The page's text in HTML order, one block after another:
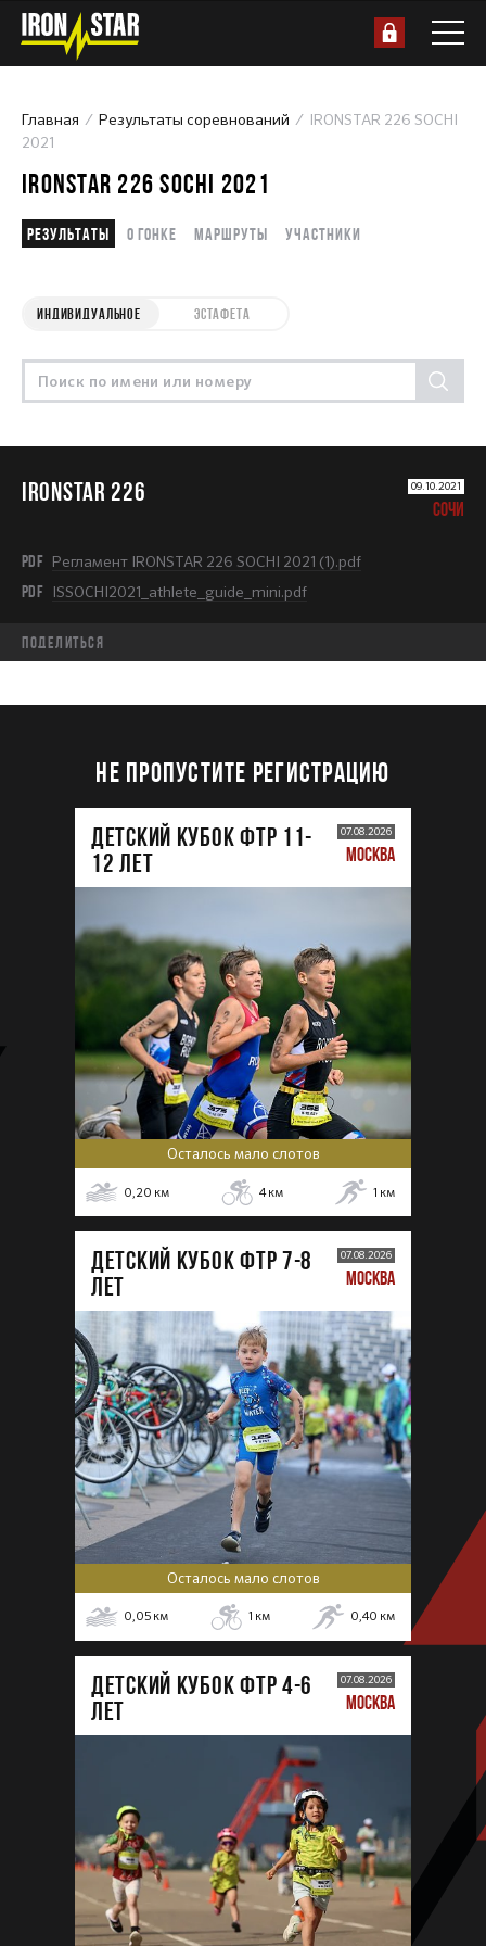
Главная Результаты соревнований
IRONSTAR 226 SOCHI
2021
IRONSTAR 226 SOCHI 2021
Результаты О гонке Маршруты Участники
ИНДИВИДУАЛЬНОЕ ЭСТАФЕТА
IRONSTAR 226 09.10.2021
СОЧИ
PDF Регламент IRONSTAR 226 SOCHI 2021 (1).pdf
PDF ISSOCHI2021_athlete_guide_mini.pdf
Поделиться
НЕ ПРОПУСТИТЕ РЕГИСТРАЦИЮ
ДЕТСКИЙ КУБОК ФТР 11-
12 лет
07.08.2026
МОСКВА
Осталось мало слотов
0,20 км 4км 1 км
ДЕТСКИЙ КУБОК ФТР 7-8
лет
07.08.2026
МОСКВА
Осталось мало слотов
0,05 км 1 км 0,40 км
ДЕТСКИЙ КУБОК ФТР 4-6
лет
07.08.2026
МОСКВА